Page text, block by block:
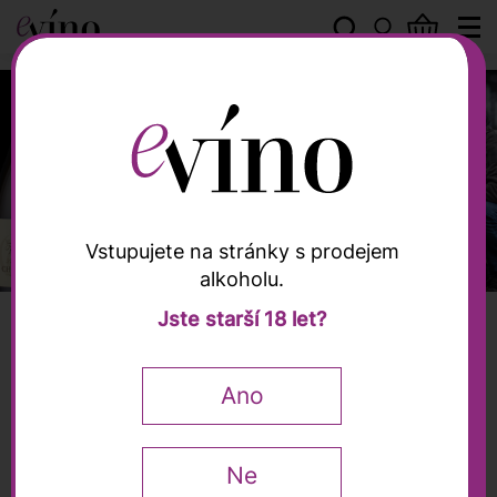
Nově v nabídce
Vstupujete na stránky s prodejem
alkoholu.
Jste starší 18 let?
Ano
Ne